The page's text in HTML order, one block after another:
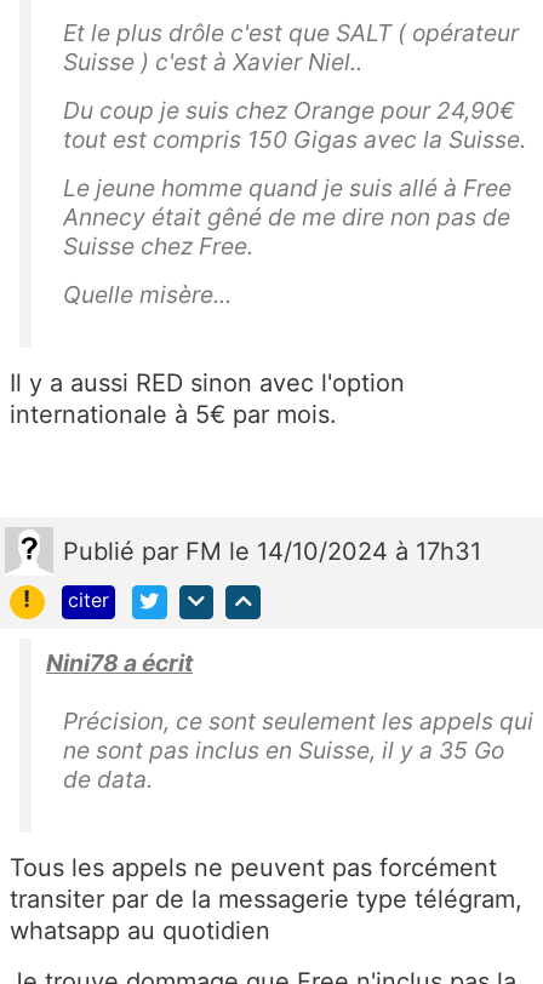
Et le plus drôle c'est que SALT ( opérateur
Suisse ) c'est à Xavier Niel..
Du coup je suis chez Orange pour 24,90€
tout est compris 150 Gigas avec la Suisse.
Le jeune homme quand je suis allé à Free
Annecy était gêné de me dire non pas de
Suisse chez Free.
Quelle misère...
Il y a aussi RED sinon avec l'option
internationale à 5€ par mois.
Publié par FM le 14/10/2024 à 17h31
!
citer
Nini78 a écrit
Précision, ce sont seulement les appels qui
ne sont pas inclus en Suisse, il y a 35 Go
de data.
Tous les appels ne peuvent pas forcément
transiter par de la messagerie type télégram,
whatsapp au quotidien